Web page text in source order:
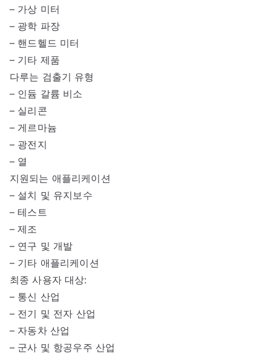
– 가상 미터
– 광학 파장
– 핸드헬드 미터
– 기타 제품
다루는 검출기 유형
– 인듐 갈륨 비소
– 실리콘
– 게르마늄
– 광전지
– 열
지원되는 애플리케이션
– 설치 및 유지보수
– 테스트
– 제조
– 연구 및 개발
– 기타 애플리케이션
최종 사용자 대상:
– 통신 산업
– 전기 및 전자 산업
– 자동차 산업
– 군사 및 항공우주 산업